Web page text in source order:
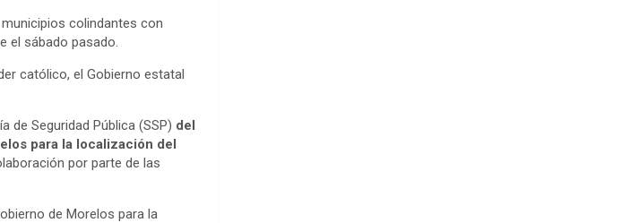
colindantes con
el sábado pasado.
católico, el Gobierno estatal
de Seguridad Pública (SSP) del
para la localización del
por parte de las
de Morelos para la